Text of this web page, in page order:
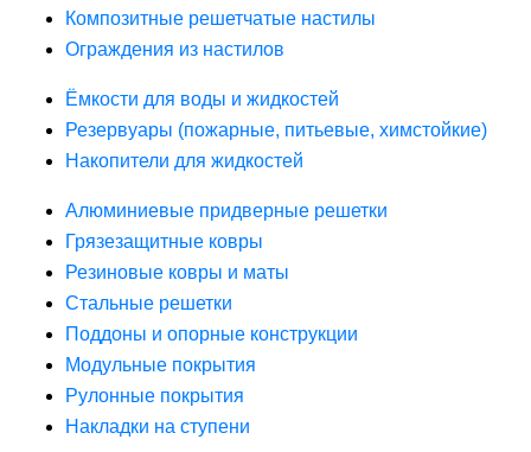
Композитные решетчатые настилы
Ограждения из настилов
Ёмкости для воды и жидкостей
Резервуары (пожарные, питьевые, химстойкие)
Накопители для жидкостей
Алюминиевые придверные решетки
Грязезащитные ковры
Резиновые ковры и маты
Стальные решетки
Поддоны и опорные конструкции
Модульные покрытия
Рулонные покрытия
Накладки на ступени